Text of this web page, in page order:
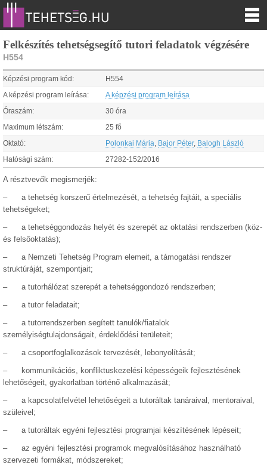
Felkészítés tehetségsegítő tutori feladatok végzésére
H554
Képzési program kód: H554
A képzési program leírása: A képzési program leírása
Óraszám: 30 óra
Maximum létszám: 25 fő
Oktató: Polonkai Mária Bajor Péter, Balogh László
Hatósági szám: 27282-152/2016
A résztvevők megismerjék:
– a tehetség korszerű értelmezését, a tehetség fajtáit, a speciális
tehetségeket;
– a tehetséggondozás helyét és szerepét az oktatási rendszerben (köz-
és felsőoktatás);
– a Nemzeti Tehetség Program elemeit, a támogatási rendszer
struktúráját, szempontjait;
– a tutorhálózat szerepét a tehetséggondozó rendszerben;
– a tutor feladatait;
– a tutorrendszerben segített tanulók/fiatalok
személyiségtulajdonságait, érdeklődési területeit;
– a csoportfoglalkozások tervezését, lebonyolítását;
– kommunikációs, konfliktuskezelési képességeik fejlesztésének
lehetőségeit, gyakorlatban történő alkalmazását;
– a kapcsolatfelvétel lehetőségeit a tutoráltak tanáraival, mentoraival,
szüleivel;
– a tutoráltak egyéni fejlesztési programjai készítésének lépéseit;
– az egyéni fejlesztési programok megvalósításához használható
szervezeti formákat, módszereket;